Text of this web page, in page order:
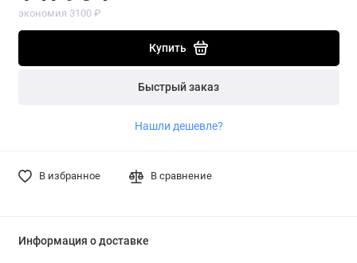
экономия 3100 ₽
Купить
Быстрый заказ
Нашли дешевле?
В избранное В сравнение
Информация о доставке